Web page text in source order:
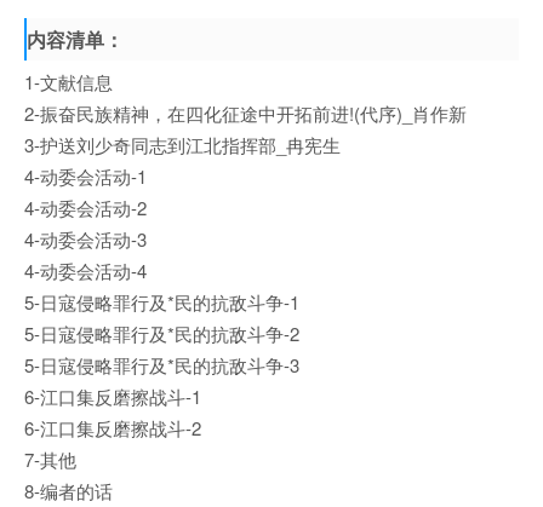
内容清单：
1-文献信息
2-振奋民族精神，在四化征途中开拓前进!(代序)_肖作新
3-护送刘少奇同志到江北指挥部_冉宪生
4-动委会活动-1
4-动委会活动-2
4-动委会活动-3
4-动委会活动-4
5-日寇侵略罪行及*民的抗敌斗争-1
5-日寇侵略罪行及*民的抗敌斗争-2
5-日寇侵略罪行及*民的抗敌斗争-3
6-江口集反磨擦战斗-1
6-江口集反磨擦战斗-2
7-其他
8-编者的话